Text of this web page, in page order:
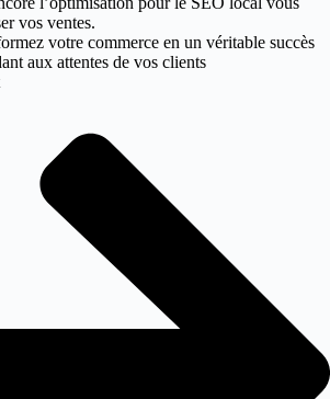
vos ventes.
votre commerce en un véritable succès
aux attentes de vos clients